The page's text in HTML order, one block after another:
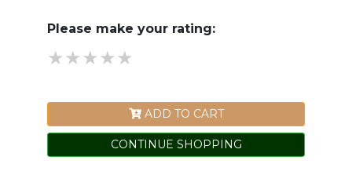
Please make your rating:
★
★★
★★★
★★★★
★★★★★
ADD TO CART
CONTINUE SHOPPING